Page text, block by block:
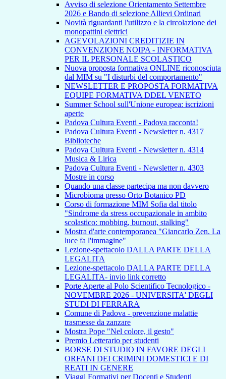
Avviso di selezione Orientamento Settembre
2026 e Bando di selezione Allievi Ordinari
Novità riguardanti l'utilizzo e la circolazione dei
monopattini elettrici
AGEVOLAZIONI CREDITIZIE IN
CONVENZIONE NOIPA - INFORMATIVA
PER IL PERSONALE SCOLASTICO
Nuova proposta formativa ONLINE riconosciuta
dal MIM su "I disturbi del comportamento"
NEWSLETTER E PROPOSTA FORMATIVA
EQUIPE FORMATIVA DDEL VENETO
Summer School sull'Unione europea: iscrizioni
aperte
Padova Cultura Eventi - Padova racconta!
Padova Cultura Eventi - Newsletter n. 4317
Biblioteche
Padova Cultura Eventi - Newsletter n. 4314
Musica & Lirica
Padova Cultura Eventi - Newsletter n. 4303
Mostre in corso
Quando una classe partecipa ma non davvero
Microbioma presso Orto Botanico PD
Corso di formazione MIM Sofia dal titolo
"Sindrome da stress occupazionale in ambito
scolastico: mobbing, burnout, stalking"
Mostra d'arte contemporanea "Giancarlo Zen. La
luce fa l'immagine"
Lezione-spettacolo DALLA PARTE DELLA
LEGALITA
Lezione-spettacolo DALLA PARTE DELLA
LEGALITA- invio link corretto
Porte Aperte al Polo Scientifico Tecnologico -
NOVEMBRE 2026 - UNIVERSITA' DEGLI
STUDI DI FERRARA
Comune di Padova - prevenzione malattie
trasmesse da zanzare
Mostra Pope "Nel colore, il gesto"
Premio Letterario per studenti
BORSE DI STUDIO IN FAVORE DEGLI
ORFANI DEI CRIMINI DOMESTICI E DI
REATI IN GENERE
Viaggi Formativi per Docenti e Studenti